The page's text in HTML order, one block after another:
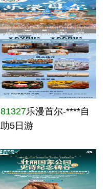
81327乐漫首尔-****自
助5日游